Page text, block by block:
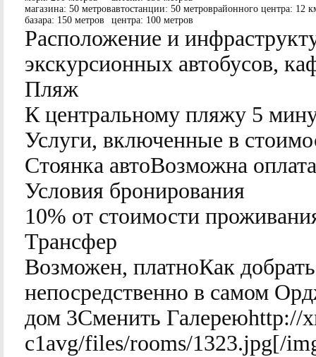
магазина: 50 метров
базара: 150 метров
автостанции: 50 метров
центра: 100 метров
районного центра: 12
Расположение и
экскурсионных автобусов,
Пляж
К центральному пляжу 5
Услуги, включенные в
Стоянка автоВозможна
Условия бронирования
10% от стоимости
Трансфер
Возможен, платноКак
непосредственно в самом
дом 3Сменить Галереюhttp://
c1avg/files/rooms/1323.jpg[/